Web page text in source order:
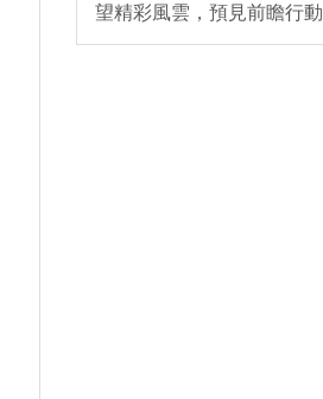
望精彩風雲，預見前瞻行動